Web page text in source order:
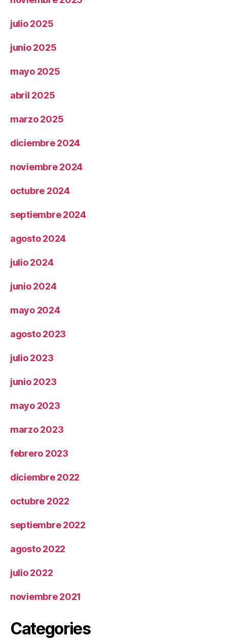
julio 2025
junio 2025
mayo 2025
abril 2025
marzo 2025
diciembre 2024
noviembre 2024
octubre 2024
septiembre 2024
agosto 2024
julio 2024
junio 2024
mayo 2024
agosto 2023
julio 2023
junio 2023
mayo 2023
marzo 2023
febrero 2023
diciembre 2022
octubre 2022
septiembre 2022
agosto 2022
julio 2022
noviembre 2021
Categories